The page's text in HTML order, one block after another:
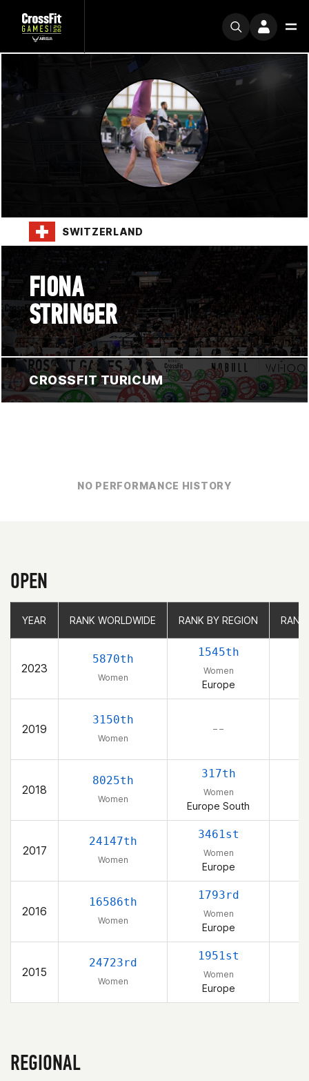
SWITZERLAND
FIONA
STRINGER
CROSSFIT TURICUM
NO PERFORMANCE HISTORY
OPEN
YEAR RANK WORLDWIDE RANK BY REGION
2023
5870th
Women
1545th
Women
Europe
2019
3150th
Women
– –
2018
8025th
Women
317th
Women
Europe South
2017
24147th
Women
3461st
Women
Europe
2016
16586th
Women
1793rd
Women
Europe
2015
24723rd
Women
1951st
Women
Europe
YEAR RANK WORLDWIDE RANK BY REGION
REGIONAL